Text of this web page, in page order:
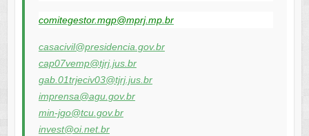
comitegestor.mgp@mprj.mp.br
casacivil@presidencia.gov.br
cap07vemp@tjrj.jus.br
gab.01trjeciv03@tjrj.jus.br
imprensa@agu.gov.br
min-jgo@tcu.gov.br
invest@oi.net.br